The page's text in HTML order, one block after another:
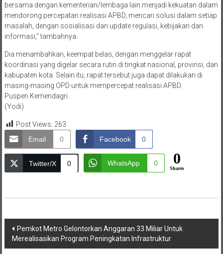
bersama dengan kementerian/lembaga lain menjadi kekuatan dalam
mendorong percepatan realisasi APBD, mencari solusi dalam setiap
masalah, dengan sosialisasi dan update regulasi, kebijakan dan
informasi,” tambahnya.
Dia menambahkan, keempat belas, dengan menggelar rapat
koordinasi yang digelar secara rutin di tingkat nasional, provinsi, dan
kabupaten kota. Selain itu, rapat tersebut juga dapat dilakukan di
masing-masing OPD untuk mempercepat realisasi APBD.
Puspen Kemendagri.
(Yodi)
Post Views: 263
Email
0 Facebook 0
Twitter/X 0 WhatsApp 0 0
Shares
Navigasi
pos
Pemkot Metro Gelontorkan Anggaran 33 Miliar Untuk
Merealisasikan Program Peningkatan Infrastruktur